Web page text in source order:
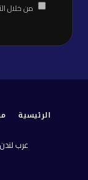
من خلال
الرئيسية
عرب لندن نيوز ©